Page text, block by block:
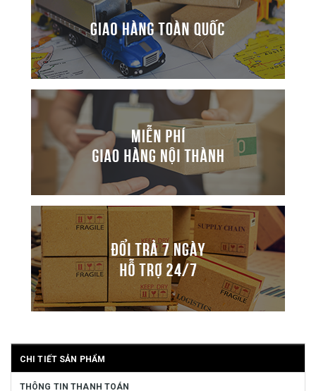
CHI TIẾT SẢN PHẨM
THÔNG TIN THANH TOÁN